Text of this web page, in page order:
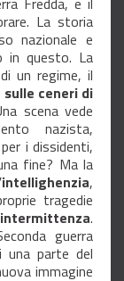
La storia
nazionale e
in questo. La
un regime, il
ceneri di
scena vede
nazista,
i dissidenti,
fine? Ma la
,
tragedie
intermittenza.
guerra
una parte del
immagine